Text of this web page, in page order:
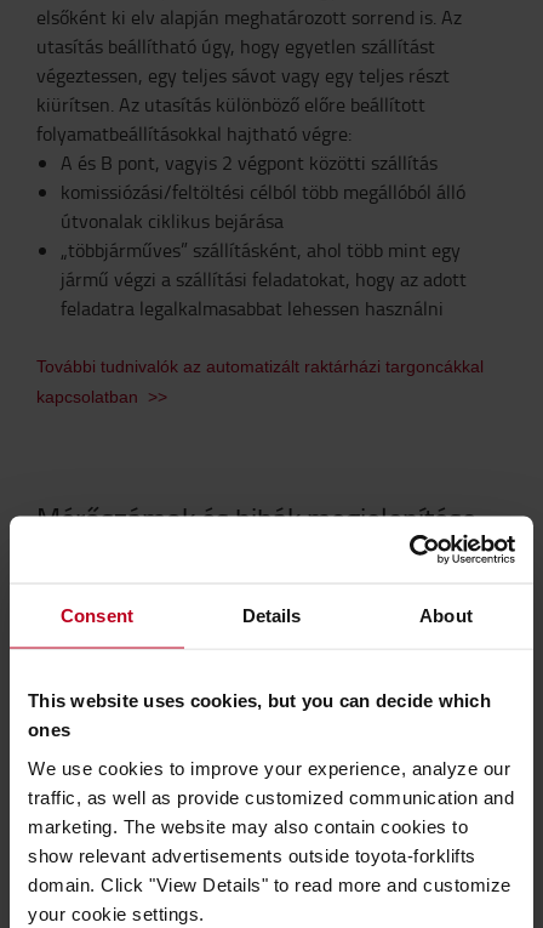
Consent Details About
This website uses cookies, but you can decide which
ones
We use cookies to improve your experience, analyze our
traffic, as well as provide customized communication and
marketing. The website may also contain cookies to
show relevant advertisements outside toyota-forklifts
domain. Click "View Details" to read more and customize
your cookie settings.
elsőként ki elv alapján meghatározott sorrend is. Az
utasítás beállítható úgy, hogy egyetlen szállítást
végeztessen, egy teljes sávot vagy egy teljes részt
kiürítsen. Az utasítás különböző előre beállított
folyamatbeállításokkal hajtható végre:
A és B pont, vagyis 2 végpont közötti szállítás
komissiózási/feltöltési célból több megállóból álló
útvonalak ciklikus bejárása
„többjárműves” szállításként, ahol több mint egy
jármű végzi a szállítási feladatokat, hogy az adott
feladatra legalkalmasabbat lehessen használni
További tudnivalók az automatizált raktárházi targoncákkal
kapcsolatban >>
Mérőszámok és hibák megjelenítése
A T-ONE teljesítménymutatók egész készletét biztosítja,
rendszer teljesítményét:
Jármű áttekintése: az összes AGV valós idejű listája,
a jármű állapotát és a terhelés állapotát
Járműelőzmények: a jármű fontos eseményei vagy
hibái, a jármű azonosítójával, az eseménykóddal és az
esemény leírásával
Utasítás áttekintése: az utasítás végrehajtási
idejének, a várakozási sor idejének, a befejezett
utasítások megjelenítése járművenként
Utasításelőzmények: az elmúlt 90 napra vonatkozó